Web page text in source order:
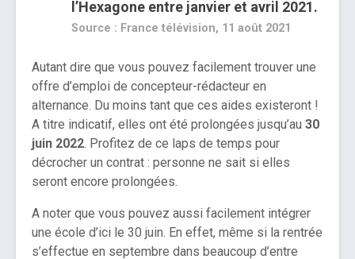
l’Hexagone entre janvier et avril 2021.
Source : France télévision, 11 août 2021
Autant dire que vous pouvez facilement trouver une
offre d’emploi de concepteur-rédacteur en
alternance. Du moins tant que ces aides existeront !
A titre indicatif, elles ont été prolongées jusqu’au 30
juin 2022. Profitez de ce laps de temps pour
décrocher un contrat : personne ne sait si elles
seront encore prolongées.
A noter que vous pouvez aussi facilement intégrer
une école d’ici le 30 juin. En effet, même si la rentrée
s’effectue en septembre dans beaucoup d’entre